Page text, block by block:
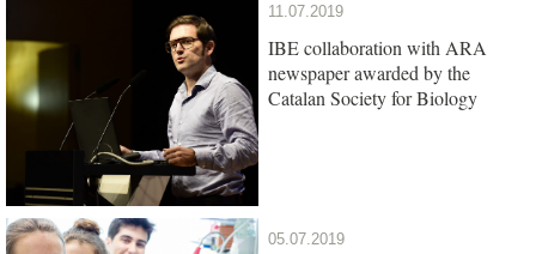
11.07.2019
IBE collaboration with ARA
newspaper awarded by the
Catalan Society for Biology
05.07.2019